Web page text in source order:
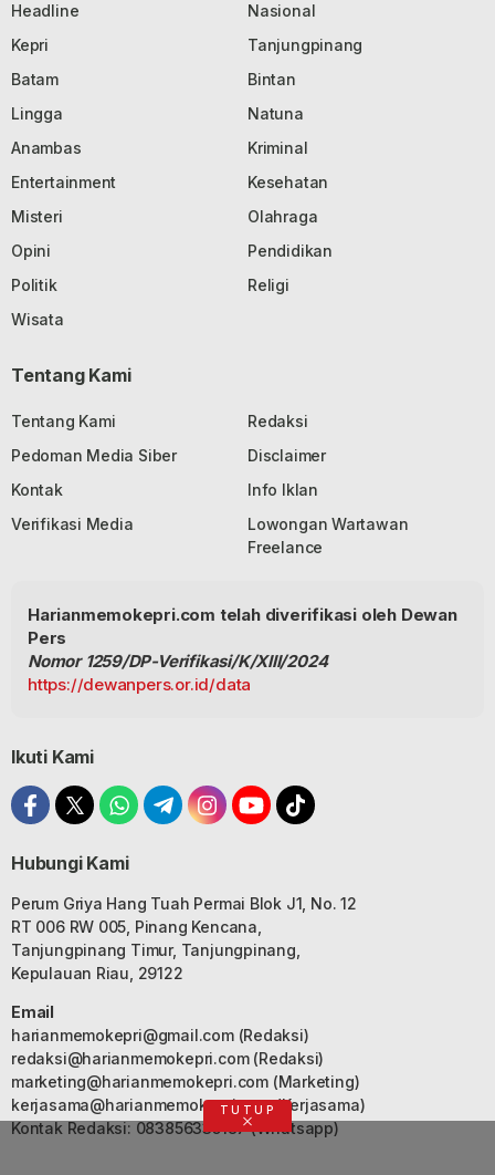
Headline
Nasional
Kepri
Tanjungpinang
Batam
Bintan
Lingga
Natuna
Anambas
Kriminal
Entertainment
Kesehatan
Misteri
Olahraga
Opini
Pendidikan
Politik
Religi
Wisata
Tentang Kami
Tentang Kami
Redaksi
Pedoman Media Siber
Disclaimer
Kontak
Info Iklan
Verifikasi Media
Lowongan Wartawan
Freelance
Harianmemokepri.com telah diverifikasi oleh Dewan
Pers
Nomor 1259/DP-Verifikasi/K/XIII/2024
https://dewanpers.or.id/data
Ikuti Kami
Hubungi Kami
Perum Griya Hang Tuah Permai Blok J1, No. 12
RT 006 RW 005, Pinang Kencana,
Tanjungpinang Timur, Tanjungpinang,
Kepulauan Riau, 29122
Email
harianmemokepri@gmail.com(Redaksi)
redaksi@harianmemokepri.com(Redaksi)
marketing@harianmemokepri.com(Marketing)
kerjasama@harianmemokepri.com(Kerjasama)
Kontak Redaksi: 083856335187 (Whatsapp)
TUTUP